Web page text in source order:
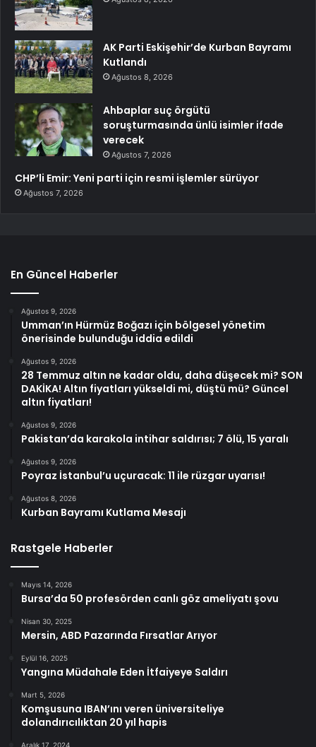
AK Parti Eskişehir’de Kurban Bayramı
Kutlandı
Ağustos 8, 2026
Ahbaplar suç örgütü
soruşturmasında ünlü isimler ifade
verecek
Ağustos 7, 2026
CHP’li Emir: Yeni parti için resmi işlemler sürüyor
Ağustos 7, 2026
En Güncel Haberler
Ağustos 9, 2026
Umman’ın Hürmüz Boğazı için bölgesel yönetim
önerisinde bulunduğu iddia edildi
Ağustos 9, 2026
28 Temmuz altın ne kadar oldu, daha düşecek mi? SON
DAKİKA! Altın fiyatları yükseldi mi, düştü mü? Güncel
altın fiyatları!
Ağustos 9, 2026
Pakistan’da karakola intihar saldırısı; 7 ölü, 15 yaralı
Ağustos 9, 2026
Poyraz İstanbul’u uçuracak: 11 ile rüzgar uyarısı!
Ağustos 8, 2026
Kurban Bayramı Kutlama Mesajı
Rastgele Haberler
Mayıs 14, 2026
Bursa’da 50 profesörden canlı göz ameliyatı şovu
Nisan 30, 2025
Mersin, ABD Pazarında Fırsatlar Arıyor
Eylül 16, 2025
Yangına Müdahale Eden İtfaiyeye Saldırı
Mart 5, 2026
Komşusuna IBAN’ını veren üniversiteliye
dolandırıcılıktan 20 yıl hapis
Aralık 17, 2024